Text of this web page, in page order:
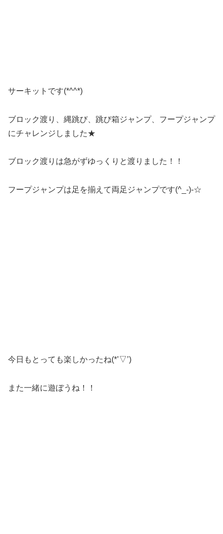
サーキットです(*^^*)
ブロック渡り、縄跳び、跳び箱ジャンプ、フープジャンプ
にチャレンジしました★
ブロック渡りは急がずゆっくりと渡りました！！
フープジャンプは足を揃えて両足ジャンプです(^_-)-☆
今日もとっても楽しかったね(*’▽’)
また一緒に遊ぼうね！！